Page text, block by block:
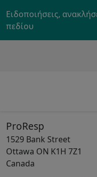
Ειδοποιήσεις,
πεδίου
ProResp
1529 Bank Street
Ottawa ON K1H 7Z1
Canada